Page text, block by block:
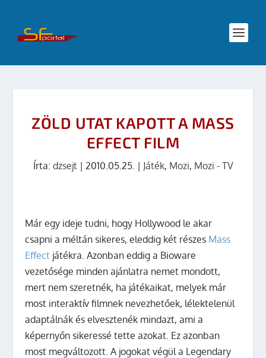
ZÖLD UTAT KAPOTT A MASS
EFFECT FILM
Írta: dzsejt| 2010.05.25. | Játék, Mozi, Mozi - TV
Már egy ideje tudni, hogy Hollywood le akar
csapni a méltán sikeres, eleddig két részes Mass
Effect játékra. Azonban eddig a Bioware
vezetősége minden ajánlatra nemet mondott,
mert nem szeretnék, ha játékaikat, melyek már
most interaktív filmnek nevezhetőek, lélektelenül
adaptálnák és elvesztenék mindazt, ami a
képernyőn sikeressé tette azokat. Ez azonban
most megváltozott. A jogokat végül a Legendary